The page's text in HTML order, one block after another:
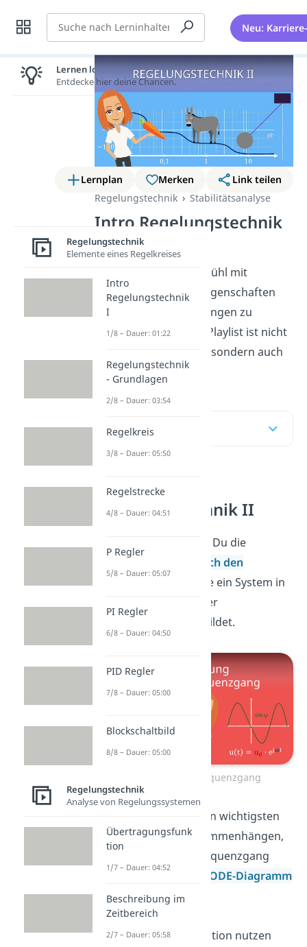
Suche Neu:
Lernplan Merken
Link teilen
Regelungstechnik
Stabilitätsanalyse
Intro Regelungstechnik
II
Hallo! Du hast das Gefühl mit
Systemen und ihren Eigenschaften
überhaupt nichts anfangen zu
können? Nach dieser Playlist ist nicht
nur das System stabil, sondern auch
Dein Wissen darüber!
Inhaltsübersicht
Gliederung
Regelungstechnik II
Zu Beginn erlernst Du die
Beschreibung durch den
, die ein System in
Abhängigkeit seiner
Kreisfrequenz abbildet.
Beschreibung Frequenzgang
Gewappnet mit den wichtigsten
Formeln und Zusammenhängen,
stellen Wir den Frequenzgang
BODE-Diagramm
grafisch dar.
Wie man eine
Übertragungsfunktion nutzen
Lernen lohnt sich!
Entdecke hier deine Chancen.
Regelungstechnik
Elemente eines Regelkreises
Intro
Regelungstechnik
I
1/8 – Dauer: 01:22
Regelungstechnik
- Grundlagen
2/8 – Dauer: 03:54
Regelkreis
3/8 – Dauer: 05:50
Regelstrecke
4/8 – Dauer: 04:51
P Regler
5/8 – Dauer: 05:07
PI Regler
6/8 – Dauer: 04:50
PID Regler
7/8 – Dauer: 05:00
Blockschaltbild
8/8 – Dauer: 05:00
Regelungstechnik
Analyse von Regelungssystemen
Übertragungsfunk
tion
1/7 – Dauer: 04:52
Beschreibung im
Zeitbereich
2/7 – Dauer: 05:58